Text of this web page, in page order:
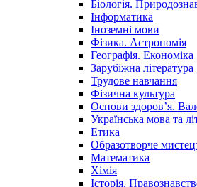
Біологія.
Інформатика
Іноземні мови
Фізика. Астрономія
Географія. Економіка
Зарубіжна література
Трудове навчання
Фізична культура
Основи здоров’я.
Українська мова та
Етика
Образотворче
Математика
Хімія
Історія.